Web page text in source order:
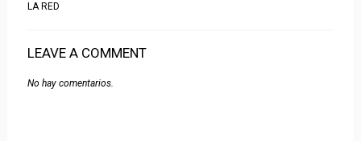
LA RED
LEAVE A COMMENT
No hay comentarios.